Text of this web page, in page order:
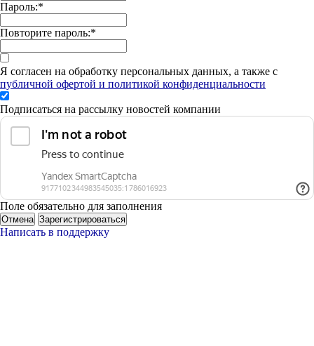
Пароль:*
Повторите пароль:*
Я согласен на обработку персональных данных, а также с
публичной офертой и политикой конфиденциальности
Подписаться на рассылку новостей компании
Поле обязательно для заполнения
Отмена Зарегистрироваться
Написать в поддержку